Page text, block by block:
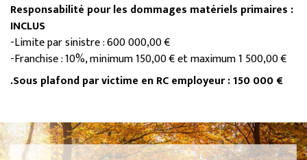
Responsabilité pour les dommages matériels primaires :
INCLUS
-Limite par sinistre : 600 000,00 €
-Franchise : 10%, minimum 150,00 € et maximum 1 500,00 €
.Sous plafond par victime en RC employeur : 150 000 €